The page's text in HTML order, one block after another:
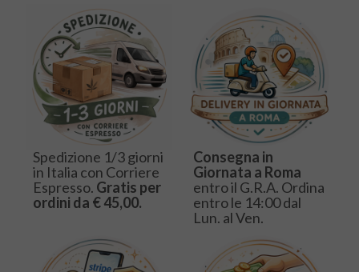
Spedizione 1/3 giorni
in Italia con Corriere
Espresso. Gratis per
ordini da € 45,00.
Consegna in
Giornata a Roma
entro il G.R.A. Ordina
entro le 14:00 dal
Lun. al Ven.